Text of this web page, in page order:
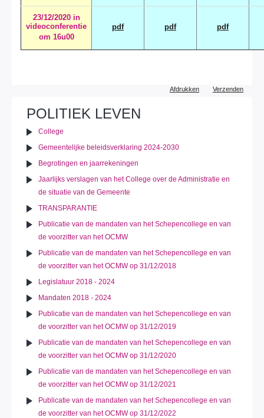
23/12/2020 in
videoconferentie
om 16u00
pdf pdf pdf
Afdrukken Verzenden
POLITIEK LEVEN
College
Gemeentelijke beleidsverklaring 2024-2030
Begrotingen en jaarrekeningen
Jaarlijks verslagen van het College over de Administratie en
de situatie van de Gemeente
TRANSPARANTIE
Publicatie van de mandaten van het Schepencollege en van
de voorzitter van het OCMW
Publicatie van de mandaten van het Schepencollege en van
de voorzitter van het OCMW op 31/12/2018
Legislatuur 2018 - 2024
Mandaten 2018 - 2024
Publicatie van de mandaten van het Schepencollege en van
de voorzitter van het OCMW op 31/12/2019
Publicatie van de mandaten van het Schepencollege en van
de voorzitter van het OCMW op 31/12/2020
Publicatie van de mandaten van het Schepencollege en van
de voorzitter van het OCMW op 31/12/2021
Publicatie van de mandaten van het Schepencollege en van
de voorzitter van het OCMW op 31/12/2022